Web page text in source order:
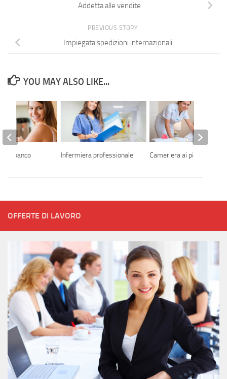
Addetta alle vendite
PREVIOUS STORY
Impiegata spedizioni internazionali
YOU MAY ALSO LIKE...
Infermiera professionale Cameriera ai piani
di banco
OFFERTE DI LAVORO